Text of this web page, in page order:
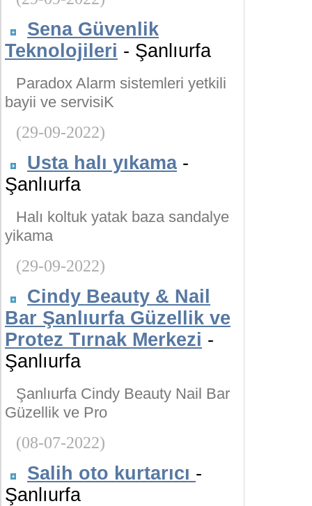
Sena Güvenlik
Teknolojileri - Şanlıurfa
Paradox Alarm sistemleri yetkili
bayii ve servisiK
(29-09-2022)
Usta halı yıkama-
Şanlıurfa
Halı koltuk yatak baza sandalye
yikama
(29-09-2022)
Cindy Beauty & Nail
Bar Şanlıurfa Güzellik ve
Protez Tırnak Merkezi -
Şanlıurfa
Şanlıurfa Cindy Beauty Nail Bar
Güzellik ve Pro
(08-07-2022)
Salih oto kurtarıcı -
Şanlıurfa